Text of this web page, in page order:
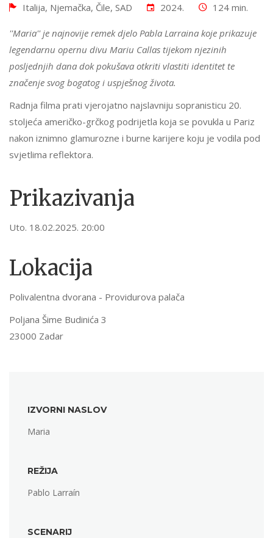
Italija, Njemačka, Čile, SAD 2024. 124 min.
''Maria'' je najnovije remek djelo Pabla Larraina koje prikazuje
legendarnu opernu divu Mariu Callas tijekom njezinih
posljednjih dana dok pokušava otkriti vlastiti identitet te
značenje svog bogatog i uspješnog života.
Radnja filma prati vjerojatno najslavniju sopranisticu 20.
stoljeća američko-grčkog podrijetla koja se povukla u Pariz
nakon iznimno glamurozne i burne karijere koju je vodila pod
svjetlima reflektora.
Prikazivanja
Uto. 18.02.2025. 20:00
Lokacija
Polivalentna dvorana - Providurova palača
Poljana Šime Budinića 3
23000 Zadar
IZVORNI NASLOV
Maria
REŽIJA
Pablo Larraín
SCENARIJ